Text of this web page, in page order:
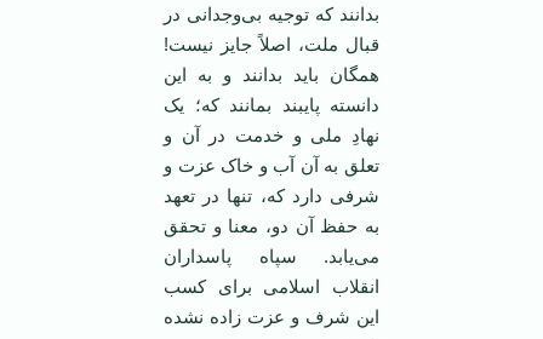
بدانند که توجیه بی‌وجدانی در
قبال ملت، اصلاً جایز نیست!
همگان باید بدانند و به این
دانسته پایبند بمانند که؛ یک
نهادِ ملی و خدمت در آن و
تعلق به آن آب و خاک عزت و
شرفی دارد که، تنها در تعهد
به حفظ آن دو، معنا و تحقق
می‌یابد. سپاه پاسداران
انقلاب اسلامی برای کسب
این شرف و عزت زاده نشده